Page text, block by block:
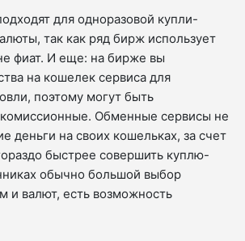
для одноразовой купли-
так как ряд бирж использует
фиат. И еще: на бирже вы
на кошелек сервиса для
поэтому могут быть
Обменные сервисы не
деньги на своих кошельках, за счет
быстрее совершить куплю-
обычно большой выбор
и валют, есть возможность